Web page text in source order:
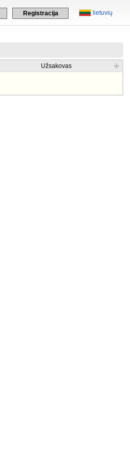
lietuvių
Registracija
Užsakovas